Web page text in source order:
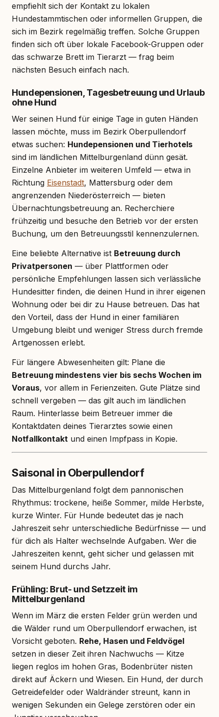
empfiehlt sich der Kontakt zu lokalen
Hundestammtischen oder informellen Gruppen, die
sich im Bezirk regelmäßig treffen. Solche Gruppen
finden sich oft über lokale Facebook-Gruppen oder
das schwarze Brett im Tierarzt — frag beim
nächsten Besuch einfach nach.
Hundepensionen, Tagesbetreuung und Urlaub
ohne Hund
Wer seinen Hund für einige Tage in guten Händen
lassen möchte, muss im Bezirk Oberpullendorf
etwas suchen: Hundepensionen und Tierhotels
sind im ländlichen Mittelburgenland dünn gesät.
Einzelne Anbieter im weiteren Umfeld — etwa in
Richtung Eisenstadt, Mattersburg oder dem
angrenzenden Niederösterreich — bieten
Übernachtungsbetreuung an. Recherchiere
frühzeitig und besuche den Betrieb vor der ersten
Buchung, um den Betreuungsstil kennenzulernen.
Eine beliebte Alternative ist Betreuung durch
Privatpersonen — über Plattformen oder
persönliche Empfehlungen lassen sich verlässliche
Hundesitter finden, die deinen Hund in ihrer eigenen
Wohnung oder bei dir zu Hause betreuen. Das hat
den Vorteil, dass der Hund in einer familiären
Umgebung bleibt und weniger Stress durch fremde
Artgenossen erlebt.
Für längere Abwesenheiten gilt: Plane die
Betreuung mindestens vier bis sechs Wochen im
Voraus, vor allem in Ferienzeiten. Gute Plätze sind
schnell vergeben — das gilt auch im ländlichen
Raum. Hinterlasse beim Betreuer immer die
Kontaktdaten deines Tierarztes sowie einen
Notfallkontakt und einen Impfpass in Kopie.
Saisonal in Oberpullendorf
Das Mittelburgenland folgt dem pannonischen
Rhythmus: trockene, heiße Sommer, milde Herbste,
kurze Winter. Für Hunde bedeutet das je nach
Jahreszeit sehr unterschiedliche Bedürfnisse — und
für dich als Halter wechselnde Aufgaben. Wer die
Jahreszeiten kennt, geht sicher und gelassen mit
seinem Hund durchs Jahr.
Frühling: Brut- und Setzzeit im
Mittelburgenland
Wenn im März die ersten Felder grün werden und
die Wälder rund um Oberpullendorf erwachen, ist
Vorsicht geboten. Rehe, Hasen und Feldvögel
setzen in dieser Zeit ihren Nachwuchs — Kitze
liegen reglos im hohen Gras, Bodenbrüter nisten
direkt auf Äckern und Wiesen. Ein Hund, der durch
Getreidefelder oder Waldränder streunt, kann in
wenigen Sekunden ein Gelege zerstören oder ein